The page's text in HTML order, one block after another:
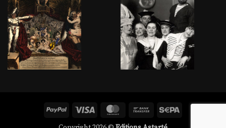
PayPal Visa MasterCardBank